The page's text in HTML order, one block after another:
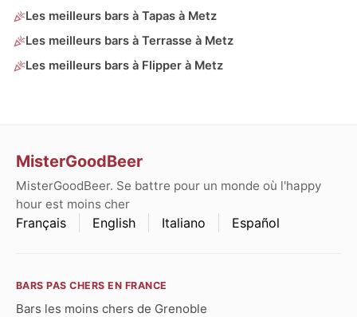
Les meilleurs bars à Tapas à Metz
Les meilleurs bars à Terrasse à Metz
Les meilleurs bars à Flipper à Metz
MisterGoodBeer
MisterGoodBeer. Se battre pour un monde où l'happy
hour est moins cher
Français English Italiano Español
BARS PAS CHERS EN FRANCE
Bars les moins chers de Grenoble